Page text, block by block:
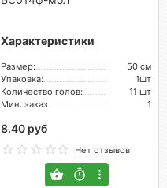
Характеристики
Размер:
50 см
Упаковка:
1шт
Количество голов:
11 шт
Мин. заказ
1
8.40 руб
Нет отзывов